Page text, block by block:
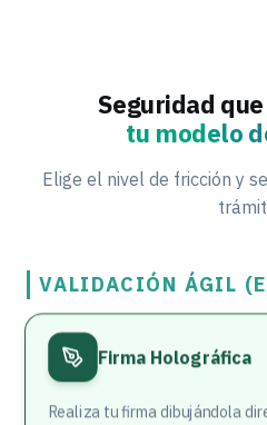
Seguridad
tu modelo
Elige el nivel de fricción y
VALIDACIÓN ÁGIL
Firma Holográfica
Realiza tu firma dibujándola